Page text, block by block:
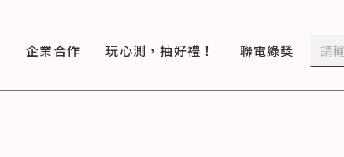
企業合作 玩心測，抽好禮！ 聯電綠獎